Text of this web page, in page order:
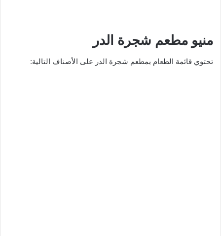
منيو مطعم شجرة الدر
تحتوي قائمة الطعام بمطعم شجرة الدر على الأصناف التالية: